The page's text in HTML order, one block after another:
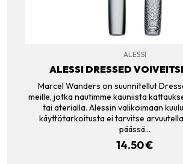
ALESSI
ALESSI DRESSED
Marcel Wanders on suunnitellut
meille, jotka nautimme kauniista
tai aterialla. Alessin valikoimaan
käyttötarkoitusta ei tarvitse
päässä…
14.50€